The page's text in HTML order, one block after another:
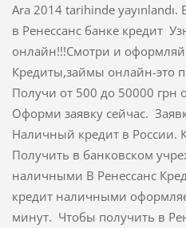
Ara 2014 tarihinde
в Ренессанс банке кредит
онлайн!!!Смотри и оформляй
Кредиты,займы онлайн-это
Получи от 500 до 50000 грн
Оформи заявку сейчас.
Наличный кредит в России.
Получить в банковском
наличными В Ренессанс
кредит наличными
минут. Чтобы получить в